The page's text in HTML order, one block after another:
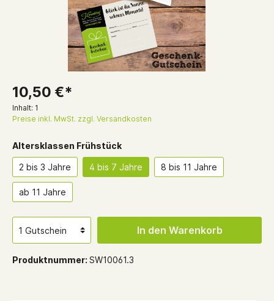
10,50 €*
Inhalt: 1
Preise inkl. MwSt. zzgl. Versandkosten
Altersklassen Frühstück
2 bis 3 Jahre 4 bis 7 Jahre 8 bis 11 Jahre
ab 11 Jahre
In den Warenkorb
Produktnummer: SW10061.3